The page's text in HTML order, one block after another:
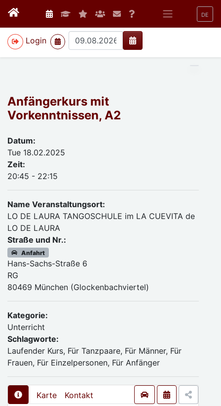
DE
Login
>
Anfängerkurs mit
Vorkenntnissen, A2
Datum:
Tue 18.02.2025
Zeit:
20:45 - 22:15
Name Veranstaltungsort:
LO DE LAURA TANGOSCHULE im LA CUEVITA de
LO DE LAURA
Straße und Nr.:
Anfahrt
Hans-Sachs-Straße 6
RG
80469 München (Glockenbachviertel)
Kategorie:
Unterricht
Schlagworte:
Laufender Kurs, Für Tanzpaare, Für Männer, Für
Frauen, Für Einzelpersonen, Für Anfänger
Karte Kontakt